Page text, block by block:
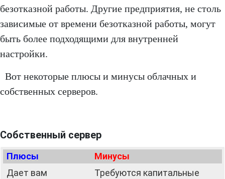
безотказной работы. Другие предприятия, не столь
зависимые от времени безотказной работы, могут
быть более подходящими для внутренней
настройки.
Вот некоторые плюсы и минусы облачных и
собственных серверов.
Собственный сервер
Плюсы
Минусы
Дает вам
Требуются капитальные